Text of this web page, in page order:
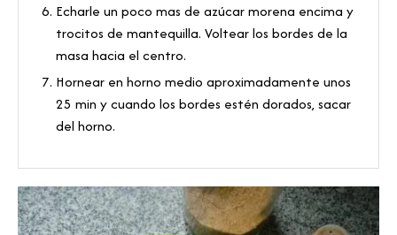
Echarle un poco mas de azúcar morena encima y
trocitos de mantequilla. Voltear los bordes de la
masa hacia el centro.
Hornear en horno medio aproximadamente unos
25 min y cuando los bordes estén dorados, sacar
del horno.